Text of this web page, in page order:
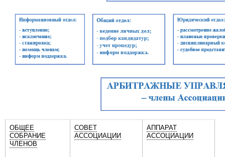
ОБЩЕЕ
СОБРАНИЕ
ЧЛЕНОВ
СОВЕТ
АССОЦИАЦИИ
АППАРАТ
АССОЦИАЦИИ